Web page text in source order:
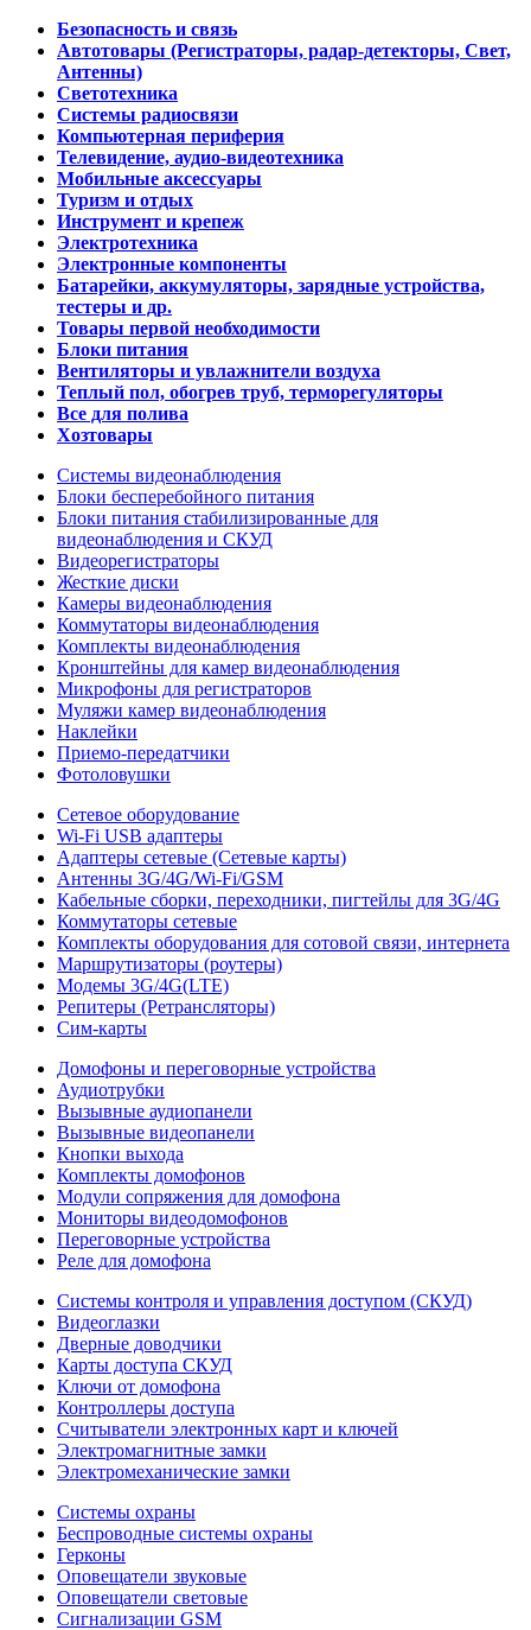
Безопасность и связь
Автотовары (Регистраторы, радар-детекторы, Свет,
Антенны)
Светотехника
Системы радиосвязи
Компьютерная периферия
Телевидение, аудио-видеотехника
Мобильные аксессуары
Туризм и отдых
Инструмент и крепеж
Электротехника
Электронные компоненты
Батарейки, аккумуляторы, зарядные устройства,
тестеры и др.
Товары первой необходимости
Блоки питания
Вентиляторы и увлажнители воздуха
Теплый пол, обогрев труб, терморегуляторы
Все для полива
Хозтовары
Системы видеонаблюдения
Блоки бесперебойного питания
Блоки питания стабилизированные для
видеонаблюдения и СКУД
Видеорегистраторы
Жесткие диски
Камеры видеонаблюдения
Коммутаторы видеонаблюдения
Комплекты видеонаблюдения
Кронштейны для камер видеонаблюдения
Микрофоны для регистраторов
Муляжи камер видеонаблюдения
Наклейки
Приемо-передатчики
Фотоловушки
Сетевое оборудование
Wi-Fi USB адаптеры
Адаптеры сетевые (Сетевые карты)
Антенны 3G/4G/Wi-Fi/GSM
Кабельные сборки, переходники, пигтейлы для 3G/4G
Коммутаторы сетевые
Комплекты оборудования для сотовой связи, интернета
Маршрутизаторы (роутеры)
Модемы 3G/4G(LTE)
Репитеры (Ретрансляторы)
Сим-карты
Домофоны и переговорные устройства
Аудиотрубки
Вызывные аудиопанели
Вызывные видеопанели
Кнопки выхода
Комплекты домофонов
Модули сопряжения для домофона
Мониторы видеодомофонов
Переговорные устройства
Реле для домофона
Системы контроля и управления доступом (СКУД)
Видеоглазки
Дверные доводчики
Карты доступа СКУД
Ключи от домофона
Контроллеры доступа
Считыватели электронных карт и ключей
Электромагнитные замки
Электромеханические замки
Системы охраны
Беспроводные системы охраны
Герконы
Оповещатели звуковые
Оповещатели световые
Сигнализации GSM